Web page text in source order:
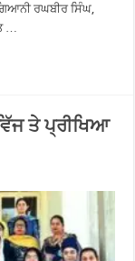
ਰਘਬੀਰ ਸਿੰਘ,
…
ਤੇ ਪ੍ਰੀਖਿਆ